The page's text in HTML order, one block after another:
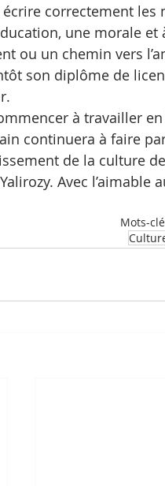
correctement
une morale et
ou un chemin vers
son diplôme de
à travailler
continuera à faire
de la culture
Avec
Mots-